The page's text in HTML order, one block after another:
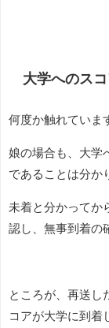
大学へのス
何度か触れていま
娘の場合も、大学
であることは分か
未着と分かってか
認し、無事到着の
ところが、再送し
コアが大学に到着